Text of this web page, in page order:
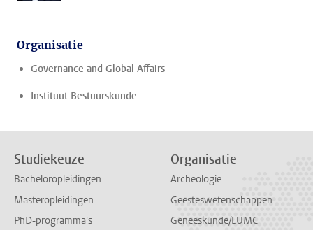
Organisatie
Governance and Global Affairs
Instituut Bestuurskunde
Studiekeuze
Bacheloropleidingen
Masteropleidingen
PhD-programma's
Organisatie
Archeologie
Geesteswetenschappen
Geneeskunde/LUMC